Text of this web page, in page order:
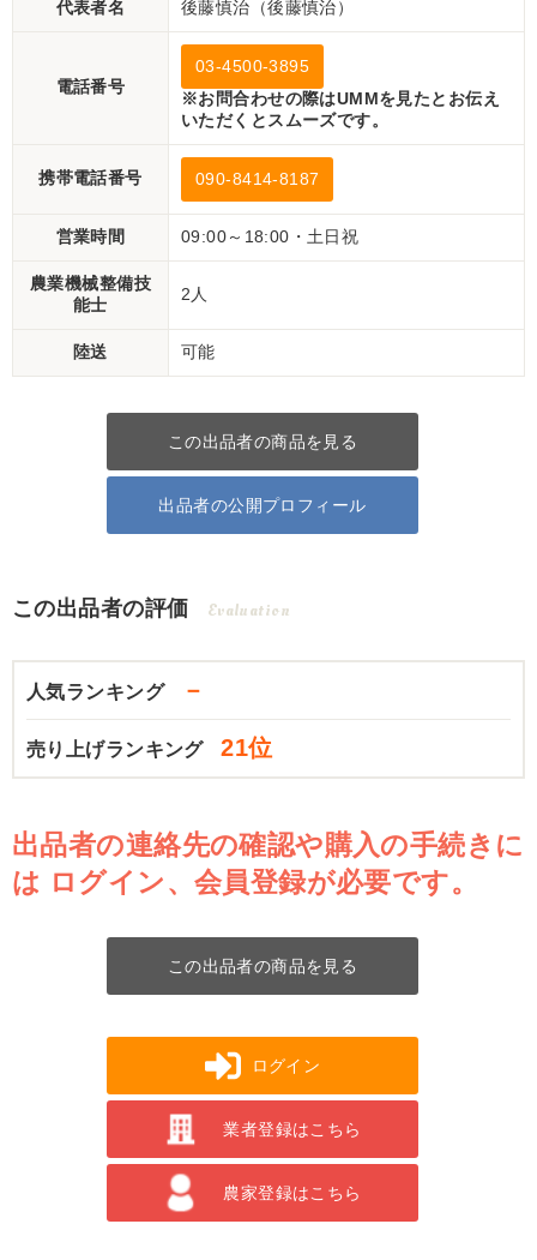
代表者名 後藤慎治（後藤慎治）
電話番号
03-4500-3895
※お問合わせの際はUMMを見たとお伝え
いただくとスムーズです。
携帯電話番号 090-8414-8187
営業時間 09:00～18:00・土日祝
農業機械整備技
能士
2人
陸送 可能
この出品者の商品を見る
出品者の公開プロフィール
この出品者の評価 Evaluation
人気ランキング －
売り上げランキング 21位
出品者の連絡先の確認や購入の手続きに
は ログイン、会員登録が必要です。
この出品者の商品を見る
ログイン
業者登録はこちら
農家登録はこちら